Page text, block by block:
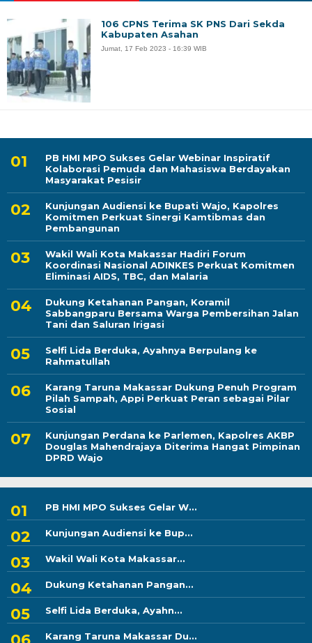
PB HMI MPO Sukses Gelar Webinar Inspiratif
Kolaborasi Pemuda dan Mahasiswa Berdayakan
Masyarakat Pesisir
Kunjungan Audiensi ke Bupati Wajo, Kapolres
Komitmen Perkuat Sinergi Kamtibmas dan
Pembangunan
Wakil Wali Kota Makassar Hadiri Forum
Koordinasi Nasional ADINKES Perkuat Komitmen
Eliminasi AIDS, TBC, dan Malaria
Dukung Ketahanan Pangan, Koramil
Sabbangparu Bersama Warga Pembersihan Jalan
Tani dan Saluran Irigasi
Selfi Lida Berduka, Ayahnya Berpulang ke
Rahmatullah
Karang Taruna Makassar Dukung Penuh Program
Pilah Sampah, Appi Perkuat Peran sebagai Pilar
Sosial
Kunjungan Perdana ke Parlemen, Kapolres AKBP
Douglas Mahendrajaya Diterima Hangat Pimpinan
DPRD Wajo
PB HMI MPO Sukses Gelar W...
Kunjungan Audiensi ke Bup...
Wakil Wali Kota Makassar...
Dukung Ketahanan Pangan...
Selfi Lida Berduka, Ayahn...
Karang Taruna Makassar Du...
106 CPNS Terima SK PNS Dari Sekda
Kabupaten Asahan
Jumat, 17 Feb 2023 - 16:39 WIB